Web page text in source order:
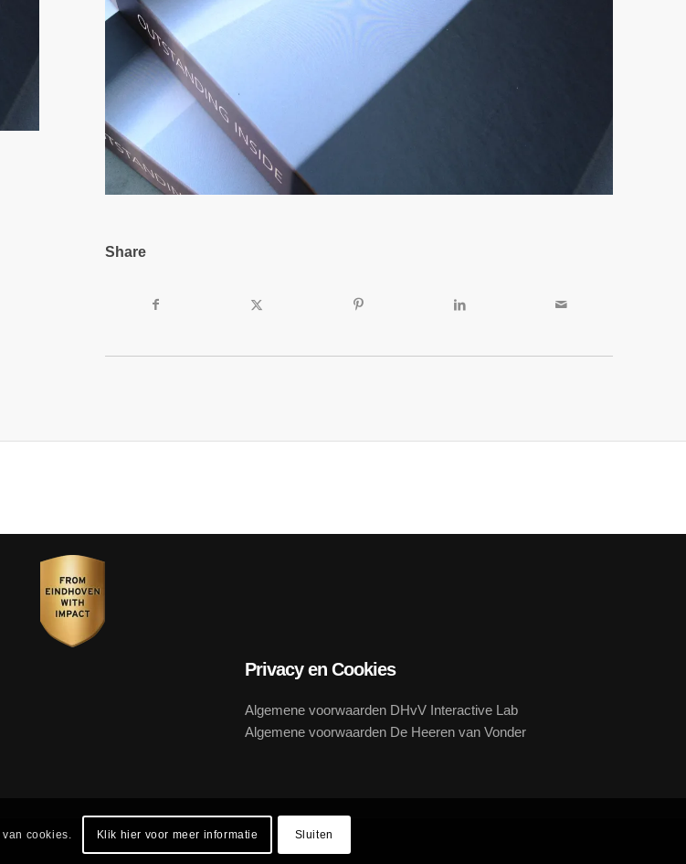
Share
Privacy en Cookies
Algemene voorwaarden DHvV Interactive Lab
Algemene voorwaarden De Heeren van Vonder
van cookies. Klik hier voor meer informatie Sluiten